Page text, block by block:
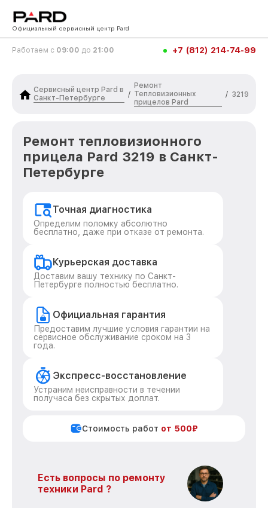
Официальный сервисный центр Pard
Работаем с 09:00 до 21:00 +7 (812) 214-74-99
Сервисный центр Pard в
Санкт-Петербурге
/
Ремонт
Тепловизионных
прицелов Pard
/ 3219
Ремонт тепловизионного
прицела Pard 3219 в Санкт-
Петербурге
Точная диагностика
Определим поломку абсолютно
бесплатно, даже при отказе от ремонта.
Курьерская доставка
Доставим вашу технику по Санкт-
Петербурге полностью бесплатно.
Официальная гарантия
Предоставим лучшие условия гарантии на
сервисное обслуживание сроком на 3
года.
Экспресс-восстановление
Устраним неисправности в течении
получаса без скрытых доплат.
Стоимость работ от 500₽
Есть вопросы по ремонту
техники Pard ?